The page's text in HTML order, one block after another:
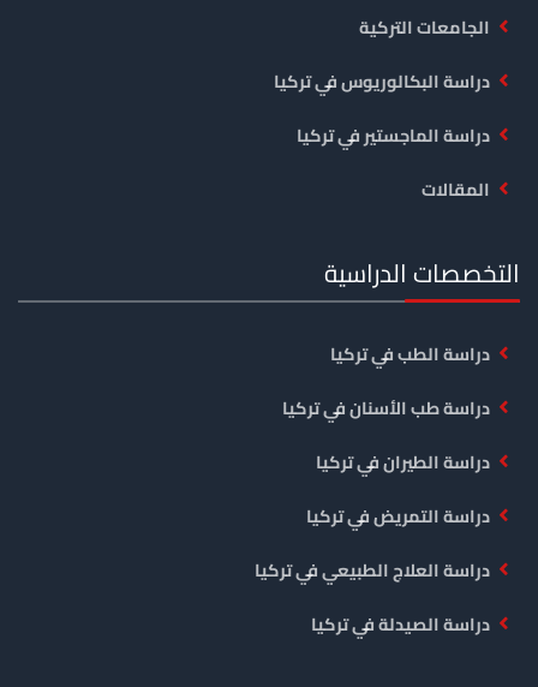
الجامعات التركية
دراسة البكالوريوس في تركيا
دراسة الماجستير في تركيا
المقالات
التخصصات الدراسية
دراسة الطب في تركيا
دراسة طب الأسنان في تركيا
دراسة الطيران في تركيا
دراسة التمريض في تركيا
دراسة العلاج الطبيعي في تركيا
دراسة الصيدلة في تركيا